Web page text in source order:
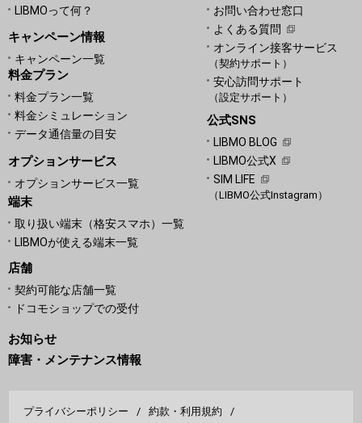
LIBMOって何？
キャンペーン情報
キャンペーン一覧
料金プラン
料金プラン一覧
料金シミュレーション
データ通信量の目安
オプションサービス
オプションサービス一覧
端末
取り扱い端末（格安スマホ）一覧
LIBMOが使える端末一覧
店舗
契約可能な店舗一覧
ドコモショップでの受付
お問い合わせ窓口
よくある質問
オンライン接客サービス
（契約サポート）
安心訪問サポート
（設定サポート）
公式SNS
LIBMO BLOG
LIBMO公式X
SIM LIFE
（LIBMO公式Instagram）
お知らせ
障害・メンテナンス情報
プライバシーポリシー 約款・利用規約